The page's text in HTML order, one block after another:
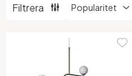
Filtrera